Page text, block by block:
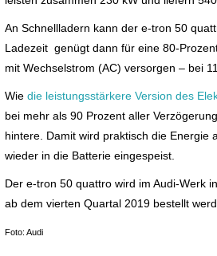
An Schnellladern kann der e-tron 50
Ladezeit genügt dann für eine 80-
mit Wechselstrom (AC) versorgen – bei
Wie die leistungsstärkere Version des
bei mehr als 90 Prozent aller
hintere. Damit wird praktisch die Energie
wieder in die Batterie eingespeist.
Der e-tron 50 quattro wird im Audi-Werk
ab dem vierten Quartal 2019 bestellt
Foto: Audi